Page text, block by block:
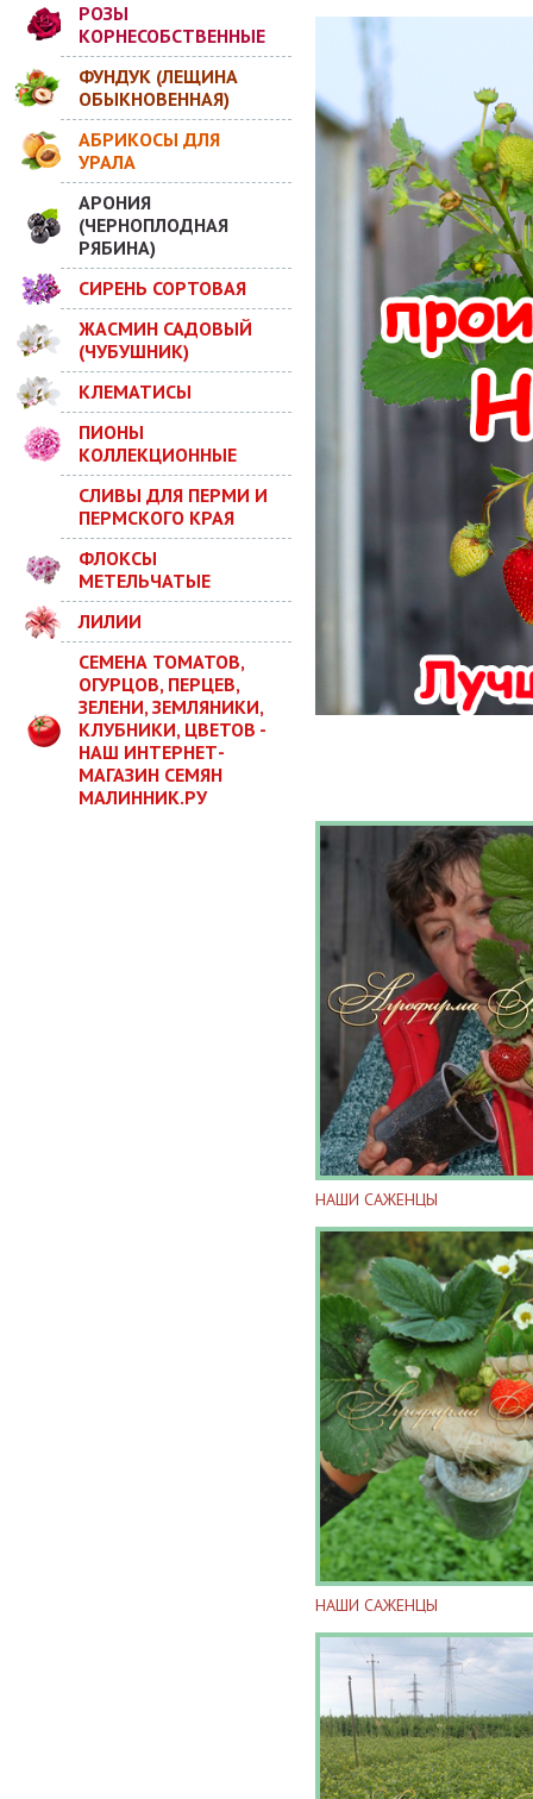
РОЗЫ
КОРНЕСОБСТВЕННЫЕ
ФУНДУК (ЛЕЩИНА
ОБЫКНОВЕННАЯ)
АБРИКОСЫ ДЛЯ
УРАЛА
АРОНИЯ
(ЧЕРНОПЛОДНАЯ
РЯБИНА)
СИРЕНЬ СОРТОВАЯ
ЖАСМИН САДОВЫЙ
(ЧУБУШНИК)
КЛЕМАТИСЫ
ПИОНЫ
КОЛЛЕКЦИОННЫЕ
СЛИВЫ ДЛЯ ПЕРМИ И
ПЕРМСКОГО КРАЯ
ФЛОКСЫ
МЕТЕЛЬЧАТЫЕ
ЛИЛИИ
СЕМЕНА ТОМАТОВ,
ОГУРЦОВ, ПЕРЦЕВ,
ЗЕЛЕНИ, ЗЕМЛЯНИКИ,
КЛУБНИКИ, ЦВЕТОВ -
НАШ ИНТЕРНЕТ-
МАГАЗИН СЕМЯН
МАЛИННИК.РУ
НАШИ САЖЕНЦЫ
НАШИ САЖЕНЦЫ